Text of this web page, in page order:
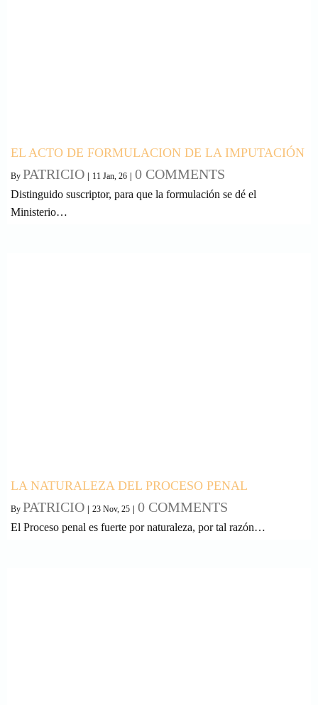
EL ACTO DE FORMULACION DE LA IMPUTACIÓN
By PATRICIO 11 Jan, 26 0 COMMENTS
Distinguido suscriptor, para que la formulación se dé el
Ministerio…
LA NATURALEZA DEL PROCESO PENAL
By PATRICIO | 23 Nov, 25 | 0 COMMENTS
El Proceso penal es fuerte por naturaleza, por tal razón…